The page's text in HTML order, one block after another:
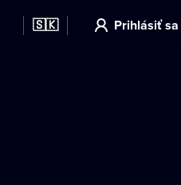
🇸🇰 Prihlásiť sa